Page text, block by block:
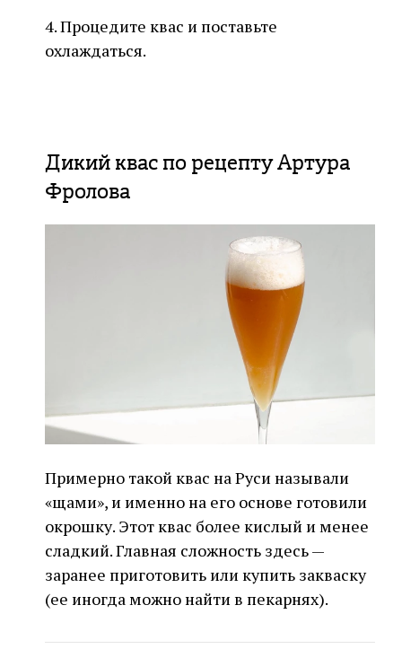
4. Процедите квас и поставьте
охлаждаться.
Дикий квас по рецепту Артура
Фролова
Примерно такой квас на Руси называли
«щами», и именно на его основе готовили
окрошку. Этот квас более кислый и менее
сладкий. Главная сложность здесь —
заранее приготовить или купить закваску
(ее иногда можно найти в пекарнях).